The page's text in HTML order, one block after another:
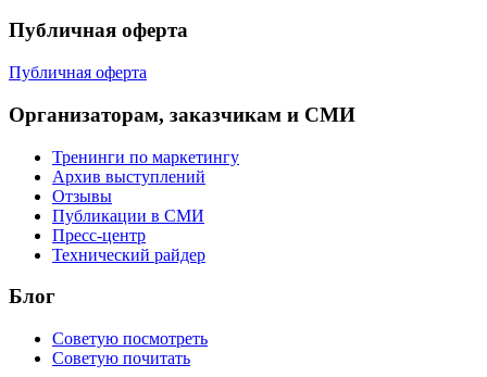
Публичная оферта
Публичная оферта
Организаторам, заказчикам и СМИ
Тренинги по маркетингу
Архив выступлений
Отзывы
Публикации в СМИ
Пресс-центр
Технический райдер
Блог
Советую посмотреть
Советую почитать